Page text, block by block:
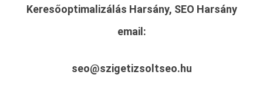
Keresőoptimalizálás Harsány, SEO Harsány
email:
seo@szigetizsoltseo.hu